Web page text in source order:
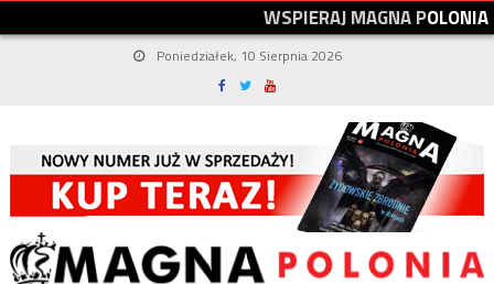
WSPIERAJMAGNAPOLONIA
Poniedziałek, 10 Sierpnia 2026